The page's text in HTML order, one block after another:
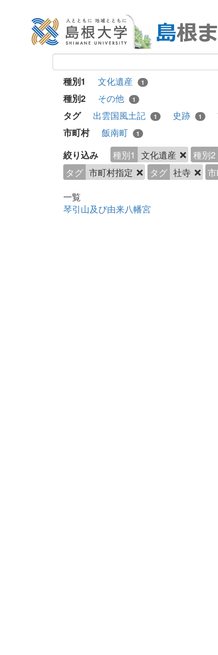
種別1 文化遺産 1
種別2 その他 1
タグ 出雲国風土記 1 史跡 1
市町村
飯南町 1
絞り込み 種別1 文化遺産
種別2
タグ 市町村指定 タグ 社寺
一覧
琴引山及び由来八幡宮